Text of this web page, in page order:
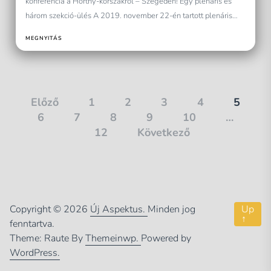
három szekció-ülés A 2019. november 22-én tartott plenáris
MEGNYITÁS
Bejegyzések
lapozása
Előző 1 2 3 4
5
6
7 8 9 10
…
12
Következő
Copyright © 2026 Új Aspektus. Minden jog
fenntartva.
Theme: Raute ByThemeinwp. Powered by
WordPress.
Up
↑